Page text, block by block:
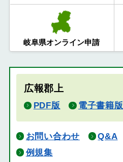
岐阜県オンライン申請
広報郡上
PDF版 電子書籍版
お問い合わせ Q&A
例規集